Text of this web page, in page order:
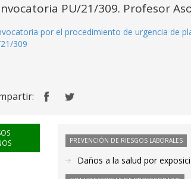
PU/21/309. Profesor
por el procedimiento de urgencia de
309
PREVENCIÓN DE RIESGOS LABORALES
Daños a la salud por